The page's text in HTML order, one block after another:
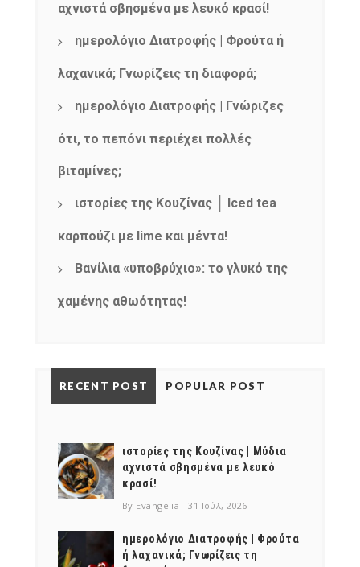
αχνιστά σβησμένα με λευκό κρασί!
ημερολόγιο Διατροφής | Φρούτα ή
λαχανικά; Γνωρίζεις τη διαφορά;
ημερολόγιο Διατροφής | Γνώριζες
ότι, το πεπόνι περιέχει πολλές
βιταμίνες;
ιστορίες της Κουζίνας │ Iced tea
καρπούζι με lime και μέντα!
Βανίλια «υποβρύχιο»: το γλυκό της
χαμένης αθωότητας!
RECENT POST POPULAR POST
ιστορίες της Κουζίνας | Μύδια
αχνιστά σβησμένα με λευκό
κρασί!
By Evangelia 31 Ιούλ, 2026
ημερολόγιο Διατροφής | Φρούτα
ή λαχανικά; Γνωρίζεις τη